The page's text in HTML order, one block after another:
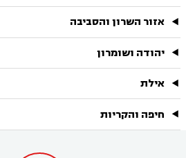
אזור השרון והסביבה
יהודה ושומרון
אילת
חיפה והקריות